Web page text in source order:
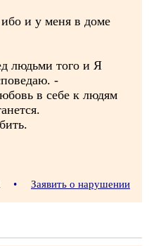
и у меня в доме
людьми того и Я
-
в себе к людям
• Заявить о нарушении